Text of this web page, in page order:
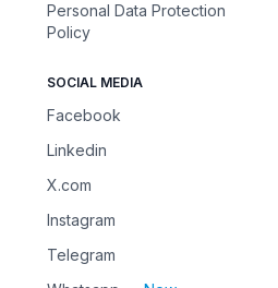
Personal Data Protection
Policy
SOCIAL MEDIA
Facebook
Linkedin
X.com
Instagram
Telegram